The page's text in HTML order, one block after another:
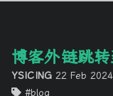
博客外链跳
YSICING 22 Feb 2024
blog